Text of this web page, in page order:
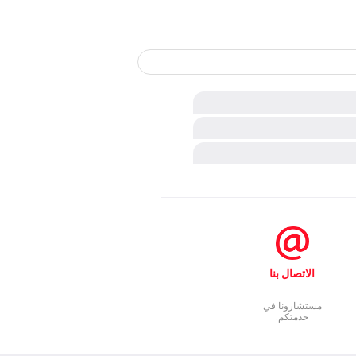
Heat concentrates the
waste,
وتحقّقوا من وضعية علبة الماء
مناسب.
الاتصال بنا
مستشارونا في
خدمتكم.